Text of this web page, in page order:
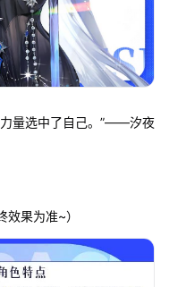
力量选中了自己。”——汐夜
效果为准~）